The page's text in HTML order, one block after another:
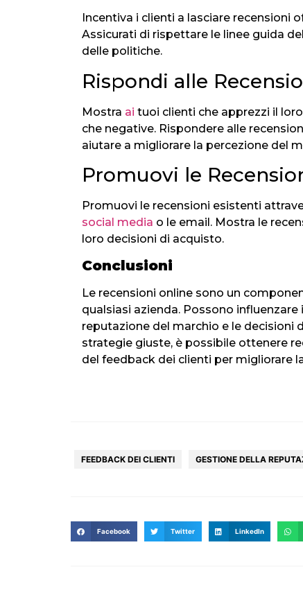
Incentiva i clienti a lasciare recensioni
Assicurati di rispettare le linee guida
delle politiche.
Rispondi alle
Mostra ai tuoi clienti che apprezzi il
che negative. Rispondere alle
aiutare a migliorare la percezione del
Promuovi le
Promuovi le recensioni esistenti
social media o le email. Mostra le
loro decisioni di acquisto.
Conclusioni
Le recensioni online sono un
qualsiasi azienda. Possono
reputazione del marchio e le decisioni
strategie giuste, è possibile ottenere
del feedback dei clienti per migliorare
FEEDBACK DEI CLIENTI GESTIONE DELLA
Facebook Twitter LinkedIn